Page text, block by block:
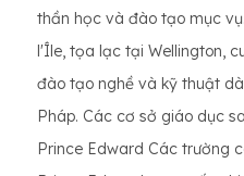
thần học và đào tạo mục
l'Île, tọa lạc tại Wellington,
đào tạo nghề và kỹ thuật
Pháp. Các cơ sở giáo dục
Prince Edward Các trường